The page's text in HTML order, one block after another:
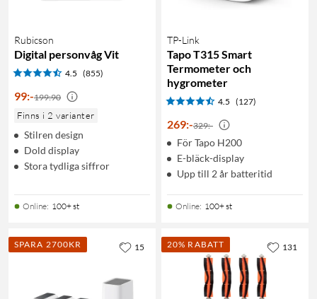
Rubicson
Digital personvåg Vit
4.5 (855)
99:-199:90
Finns i 2 varianter
Stilren design
Dold display
Stora tydliga siffror
Online: 100+ st
TP-Link
Tapo T315 Smart
Termometer och
hygrometer
4.5 (127)
269:-329:-
För Tapo H200
E-bläck-display
Upp till 2 år batteritid
Online: 100+ st
SPARA 2700KR 15 20% RABATT 131